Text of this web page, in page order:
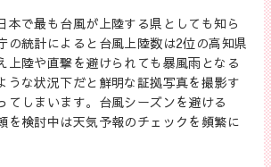
本で最も台風が上陸する県としても知ら
の統計によると台風上陸数は2位の高知県
上陸や直撃を避けられても暴風雨となる
うな状況下だと鮮明な証拠写真を撮影す
てしまいます。台風シーズンを避ける
を検討中は天気予報のチェックを頻繁に